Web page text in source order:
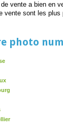
vente a bien en
vente sont les plus
photo